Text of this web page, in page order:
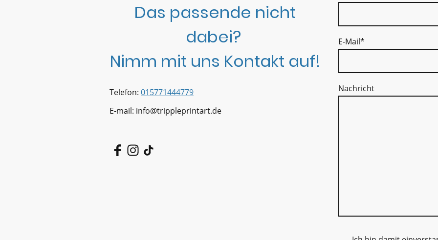
Das passende nicht
dabei?
Nimm mit uns Kontakt auf!
Telefon: 015771444779
E-mail: info@trippleprintart.de
E-Mail*
Nachricht